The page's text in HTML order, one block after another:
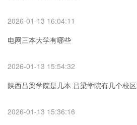
2026-01-13 16:04:11
电网三本大学有哪些
2026-01-13 15:54:32
陕西吕梁学院是几本 吕梁学院有几个校区
2026-01-13 15:36:16